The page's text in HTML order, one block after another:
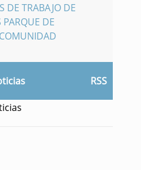
DE TRABAJO DE
DE
RSS